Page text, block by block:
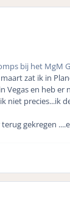
bij het MgM
zat ik in
Vegas en heb er
niet precies...ik
gekregen